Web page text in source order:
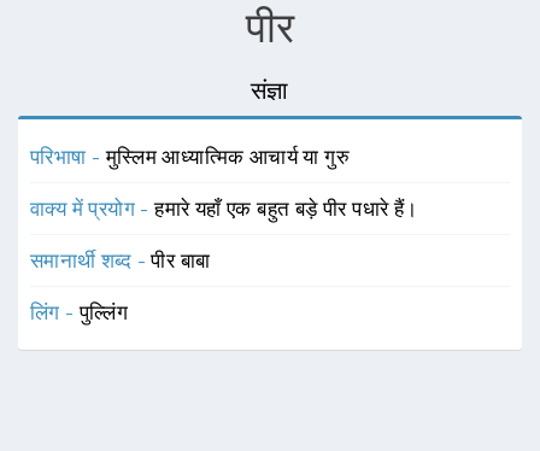
पीर
संज्ञा
परिभाषा -मुस्लिम आध्यात्मिक आचार्य या गुरु
वाक्य में प्रयोग -हमारे यहाँ एक बहुत बड़े पीर पधारे हैं।
समानार्थी शब्द -पीर बाबा
लिंग -पुल्लिंग